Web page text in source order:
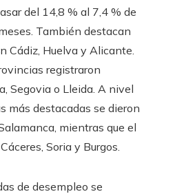
del 14,8 % al 7,4 % de
También destacan
Cádiz, Huelva y Alicante.
registraron
Segovia o Lleida. A nivel
más destacadas se dieron
mientras que el
Soria y Burgos.
de desempleo se